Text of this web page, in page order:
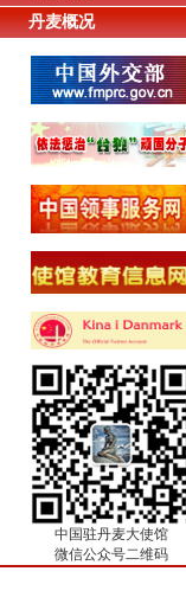
丹麦概况
中国驻丹麦大使馆
微信公众号二维码